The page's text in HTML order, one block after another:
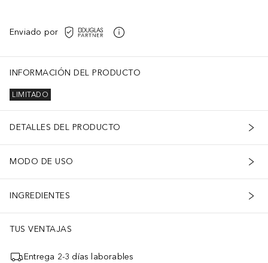
Enviado por
INFORMACIÓN DEL PRODUCTO
LIMITADO
DETALLES DEL PRODUCTO
MODO DE USO
INGREDIENTES
TUS VENTAJAS
Entrega 2-3 días laborables